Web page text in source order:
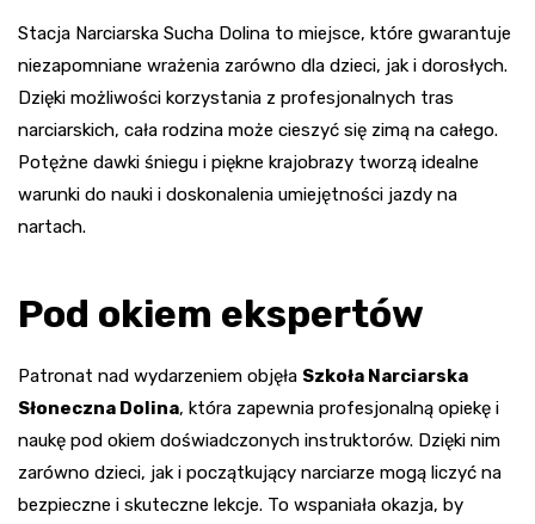
Stacja Narciarska Sucha Dolina to miejsce, które gwarantuje
niezapomniane wrażenia zarówno dla dzieci, jak i dorosłych.
Dzięki możliwości korzystania z profesjonalnych tras
narciarskich, cała rodzina może cieszyć się zimą na całego.
Potężne dawki śniegu i piękne krajobrazy tworzą idealne
warunki do nauki i doskonalenia umiejętności jazdy na
nartach.
Pod okiem ekspertów
Patronat nad wydarzeniem objęła Szkoła Narciarska
Słoneczna Dolina, która zapewnia profesjonalną opiekę i
naukę pod okiem doświadczonych instruktorów. Dzięki nim
zarówno dzieci, jak i początkujący narciarze mogą liczyć na
bezpieczne i skuteczne lekcje. To wspaniała okazja, by